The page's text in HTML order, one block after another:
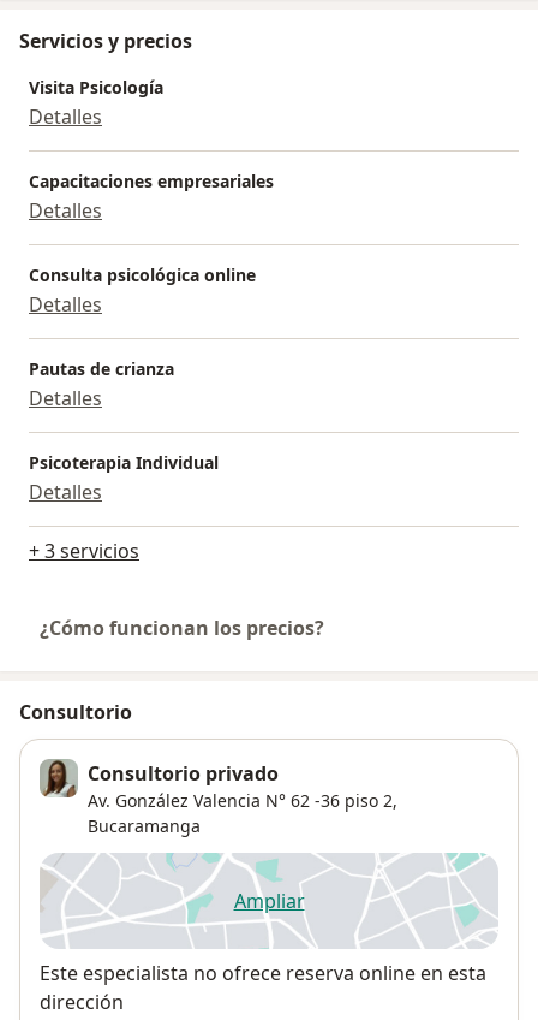
Servicios y precios
Visita Psicología
Detalles
Capacitaciones empresariales
Detalles
Consulta psicológica online
Detalles
Pautas de crianza
Detalles
Psicoterapia Individual
Detalles
+ 3 servicios
¿Cómo funcionan los precios?
Consultorio
Consultorio privado
Av. González Valencia N° 62 -36 piso 2,
Bucaramanga
Ampliarse abre en una nueva
Disponibilidad
Este especialista no ofrece reserva online en esta
dirección